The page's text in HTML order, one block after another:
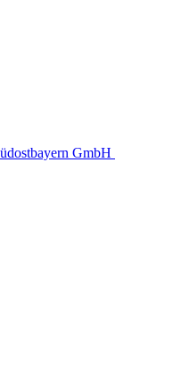
GmbH